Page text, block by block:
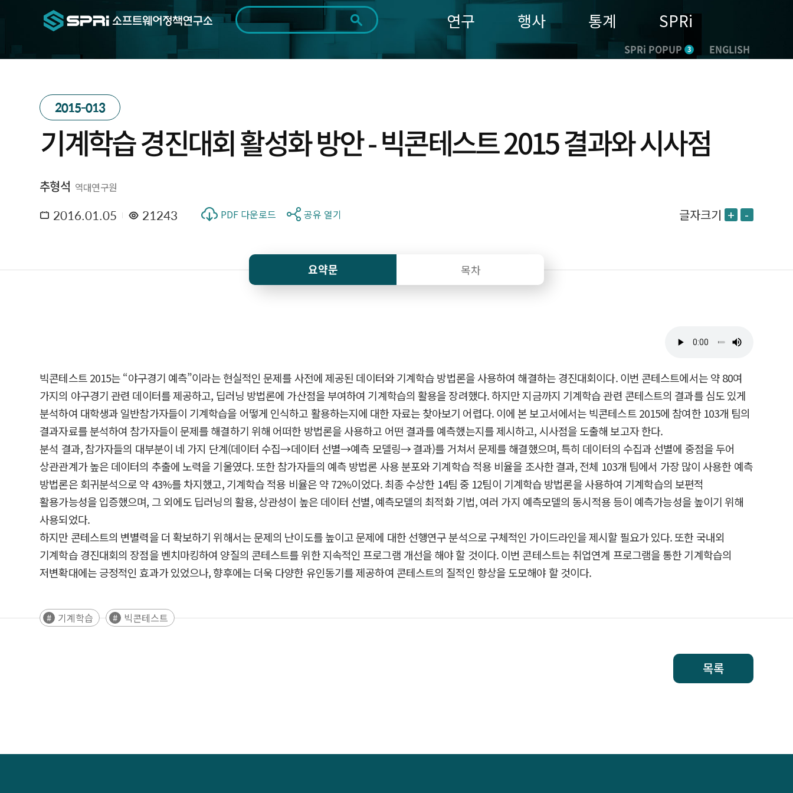
기간 전체 1일 1주 1개월 3개월 1년
일
연구 행사 통계 SPRi
SPRi POPUP 3 ENGLISH
2015-013
기계학습 경진대회 활성화 방안 - 빅콘테스트 2015 결과와 시사점
추형석 역대연구원
2016.01.05 21243 PDF 다운로드 공유 열기 글자크기 + -
요약문 목차
빅콘테스트 2015는 “야구경기 예측”이라는 현실적인 문제를 사전에 제공된 데이터와 기계학습 방법론을 사용하여 해결하는 경진대회이다. 이번 콘테스트에서는 약 80여
가지의 야구경기 관련 데이터를 제공하고, 딥러닝 방법론에 가산점을 부여하여 기계학습의 활용을 장려했다. 하지만 지금까지 기계학습 관련 콘테스트의 결과를 심도 있게
분석하여 대학생과 일반참가자들이 기계학습을 어떻게 인식하고 활용하는지에 대한 자료는 찾아보기 어렵다. 이에 본 보고서에서는 빅콘테스트 2015에 참여한 103개 팀의
결과자료를 분석하여 참가자들이 문제를 해결하기 위해 어떠한 방법론을 사용하고 어떤 결과를 예측했는지를 제시하고, 시사점을 도출해 보고자 한다.
분석 결과, 참가자들의 대부분이 네 가지 단계(데이터 수집→데이터 선별→예측 모델링→ 결과)를 거쳐서 문제를 해결했으며, 특히 데이터의 수집과 선별에 중점을 두어
상관관계가 높은 데이터의 추출에 노력을 기울였다. 또한 참가자들의 예측 방법론 사용 분포와 기계학습 적용 비율을 조사한 결과, 전체 103개 팀에서 가장 많이 사용한 예측
방법론은 회귀분석으로 약 43%를 차지했고, 기계학습 적용 비율은 약 72%이었다. 최종 수상한 14팀 중 12팀이 기계학습 방법론을 사용하여 기계학습의 보편적
활용가능성을 입증했으며, 그 외에도 딥러닝의 활용, 상관성이 높은 데이터 선별, 예측모델의 최적화 기법, 여러 가지 예측모델의 동시적용 등이 예측가능성을 높이기 위해
사용되었다.
하지만 콘테스트의 변별력을 더 확보하기 위해서는 문제의 난이도를 높이고 문제에 대한 선행연구 분석으로 구체적인 가이드라인을 제시할 필요가 있다. 또한 국내외
기계학습 경진대회의 장점을 벤치마킹하여 양질의 콘테스트를 위한 지속적인 프로그램 개선을 해야 할 것이다. 이번 콘테스트는 취업연계 프로그램을 통한 기계학습의
저변확대에는 긍정적인 효과가 있었으나, 향후에는 더욱 다양한 유인동기를 제공하여 콘테스트의 질적인 향상을 도모해야 할 것이다.
기계학습 빅콘테스트
목록